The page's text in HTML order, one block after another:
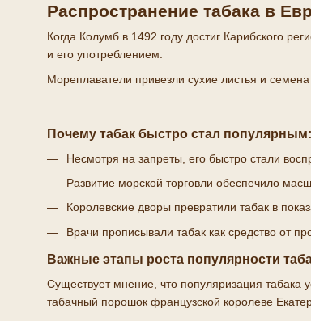
Распространение табака в
Когда Колумб в 1492 году достиг Карибского
и его употреблением.
Мореплаватели привезли сухие листья и
Почему табак быстро стал популярным:
Несмотря на запреты, его быстро стали
Развитие морской торговли обеспечило
Королевские дворы превратили табак в
Врачи прописывали табак как средство от
Важные этапы роста популярности
Существует мнение, что популяризация табака
табачный порошок французской королеве